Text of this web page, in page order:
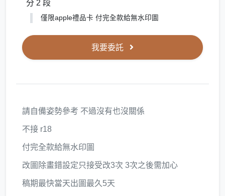
分 2 段
僅限apple禮品卡 付完全款給無水印圖
我要委託
請自備姿勢參考 不過沒有也沒關係
不接 r18
付完全款給無水印圖
改圖除畫錯設定只接受改3次 3次之後需加心
稿期最快當天出圖最久5天